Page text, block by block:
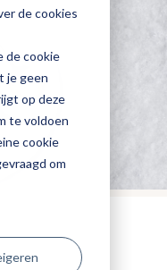
de cookies
de cookie
je geen
op deze
te voldoen
cookie
om